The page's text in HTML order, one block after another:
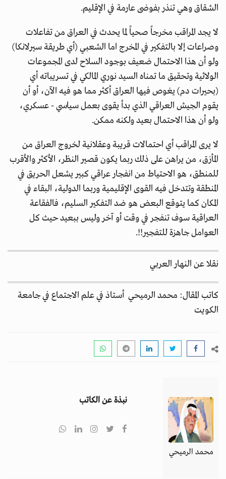
الشقاق وهي تنذر بفوضى عارمة في الإقليم.
لا يجد المراقب مخرجاً صحياً لما يحدث في العراق من تفاعلات
وصراعات إلا بالتفكير في المخرج اما الشعبي (أي طريقة سيرلانكا)
ولو أن هذا الاحتمال ضعيف بوجود السلاح لدى المجموعات
الولائية وتحقيق ما تمناه السيد نوري المالكي في تسريباته أي
(بحيرات دم) يغوص فيها العراق أكثر مما هو فيه الآن، أو أن
يقوم الجيش العراقي الذي بدأ يقوى بعمل سياسي - عسكري،
ولو أن هذا الاحتمال بعيد ولكنه ممكن.
لا يرى المراقب أي احتمالات قريبة وعقلانية لخروج العراق من
المأزق، من يراهن على ذلك ربما يكون قصير النظر، الأكثر والأقرب
للمنطق، هو الاحتياط من انفجار عراقي كبير يشعل الحريق في
المنطقة وتتدخل فيه القوى الإقليمية وربما الدولية، البقاء في
المكان كما يتوقع البعض هو ضد التفكير السليم، فالفقاعة
العراقية سوف تنفجر في وقت أو آخر وليس ببعيد حيث كل
العوامل جاهزة للتفجير!!.
نقلا عن النهار العربي
كاتب المقال: محمد الرميحي أستاذ في علم الاجتماع في جامعة
الكويت
محمد الرميحي
نبذة عن الكاتب